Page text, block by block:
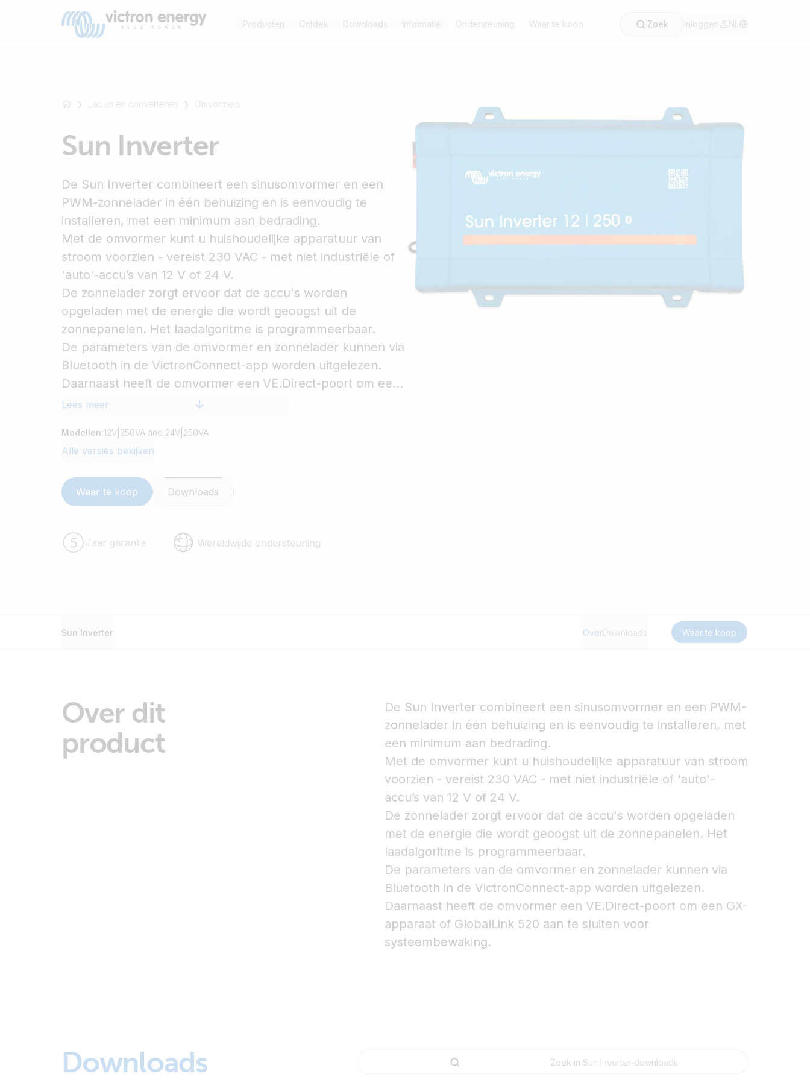
Producten Ontdek Downloads Informatie Ondersteuning Waar te koop Zoek Inloggen NL
Laden en converteren Omvormers
Sun Inverter
De Sun Inverter combineert een sinusomvormer en een
PWM-zonnelader in één behuizing en is eenvoudig te
installeren, met een minimum aan bedrading.
Met de omvormer kunt u huishoudelijke apparatuur van
stroom voorzien - vereist 230 VAC - met niet industriële of
'auto'-accu’s van 12 V of 24 V.
De zonnelader zorgt ervoor dat de accu's worden
opgeladen met de energie die wordt geoogst uit de
zonnepanelen. Het laadalgoritme is programmeerbaar.
De parameters van de omvormer en zonnelader kunnen via
Bluetooth in de VictronConnect-app worden uitgelezen.
Daarnaast heeft de omvormer een VE.Direct-poort om een
GX-apparaat of GlobalLink 520 aan te sluiten voor
Lees meer
Modellen:12V|250VA and 24V|250VA
Alle versies bekijken
Waar te koop Downloads
Jaar garantie Wereldwijde ondersteuning
Sun Inverter OverDownloads Waar te koop
Over dit
product
De Sun Inverter combineert een sinusomvormer en een PWM-
zonnelader in één behuizing en is eenvoudig te installeren, met
een minimum aan bedrading.
Met de omvormer kunt u huishoudelijke apparatuur van stroom
voorzien - vereist 230 VAC - met niet industriële of 'auto'-
accu’s van 12 V of 24 V.
De zonnelader zorgt ervoor dat de accu's worden opgeladen
met de energie die wordt geoogst uit de zonnepanelen. Het
laadalgoritme is programmeerbaar.
De parameters van de omvormer en zonnelader kunnen via
Bluetooth in de VictronConnect-app worden uitgelezen.
Daarnaast heeft de omvormer een VE.Direct-poort om een GX-
apparaat of GlobalLink 520 aan te sluiten voor
systeembewaking.
Downloads